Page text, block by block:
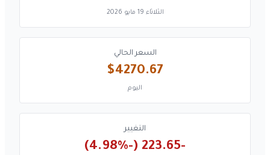
الثلاثاء 19 مايو 2026
السعر الحالي
$4270.67
اليوم
التغيير
-223.65 (-4.98%)